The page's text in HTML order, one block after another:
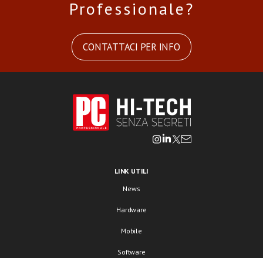
Professionale?
CONTATTACI PER INFO
LINK UTILI
News
Hardware
Mobile
Software